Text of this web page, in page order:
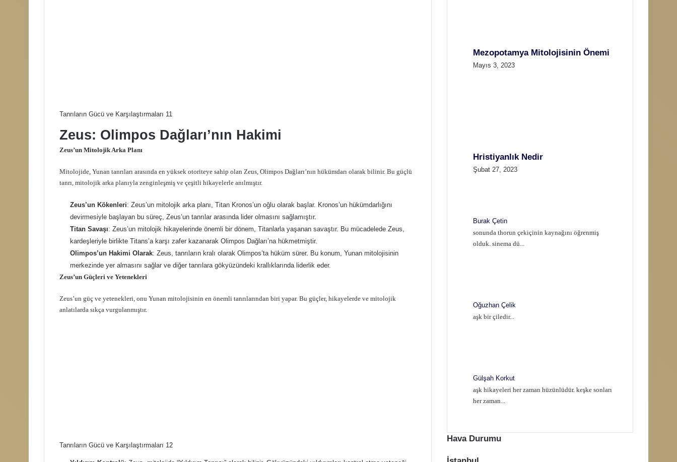
Tanrıların Gücü ve Karşılaştırmaları 11
Zeus: Olimpos Dağları’nın Hakimi
Zeus’un Mitolojik Arka Planı
Mitolojide, Yunan tanrıları arasında en yüksek otoriteye sahip olan Zeus, Olimpos Dağları’nın hükümdarı olarak bilinir. Bu güçlü
tanrı, mitolojik arka planıyla zenginleşmiş ve çeşitli hikayelerle anılmıştır.
Zeus’un Kökenleri: Zeus’un mitolojik arka planı, Titan Kronos’un oğlu olarak başlar. Kronos’un hükümdarlığını
devirmesiyle başlayan bu süreç, Zeus’un tanrılar arasında lider olmasını sağlamıştır.
Titan Savaşı: Zeus’un mitolojik hikayelerinde önemli bir dönem, Titanlarla yaşanan savaştır. Bu mücadelede Zeus,
kardeşleriyle birlikte Titans’a karşı zafer kazanarak Olimpos Dağları’na hükmetmiştir.
Olimpos’un Hakimi Olarak: Zeus, tanrıların kralı olarak Olimpos’ta hüküm sürer. Bu konum, Yunan mitolojisinin
merkezinde yer almasını sağlar ve diğer tanrılara gökyüzündeki krallıklarında liderlik eder.
Zeus’un Güçleri ve Yetenekleri
Zeus’un güç ve yetenekleri, onu Yunan mitolojisinin en önemli tanrılarından biri yapar. Bu güçler, hikayelerde ve mitolojik
anlatılarda sıkça vurgulanmıştır.
Tanrıların Gücü ve Karşılaştırmaları 12
Mezopotamya Mitolojisinin Önemi
Mayıs 3, 2023
Hristiyanlık Nedir
Şubat 27, 2023
Burak Çetin
sonunda thorun çekiçinin kaynağını öğrenmiş
olduk. sinema dü...
Oğuzhan Çelik
aşk bir çiledir...
Gülşah Korkut
aşk hikayeleri her zaman hüzünlüdür. keşke sonları
her zaman...
Hava Durumu